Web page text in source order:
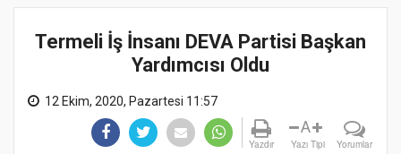
Termeli İş İnsanı DEVA Partisi Başkan
Yardımcısı Oldu
12 Ekim, 2020, Pazartesi 11:57
Yazdır
A
Yazı Tipi Yorumlar